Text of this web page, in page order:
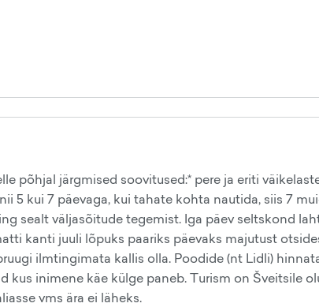
põhjal järgmised soovitused:* pere ja eriti
5 kui 7 päevaga, kui tahate kohta nautida, siis 7
sealt väljasõitude tegemist. Iga päev seltskond
kanti juuli lõpuks paariks päevaks majutust
ilmtingimata kallis olla. Poodide (nt Lidli)
kus inimene käe külge paneb. Turism on Šveitsile
vms ära ei läheks.